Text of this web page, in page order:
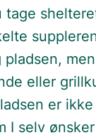
tage
eller
er
I selv